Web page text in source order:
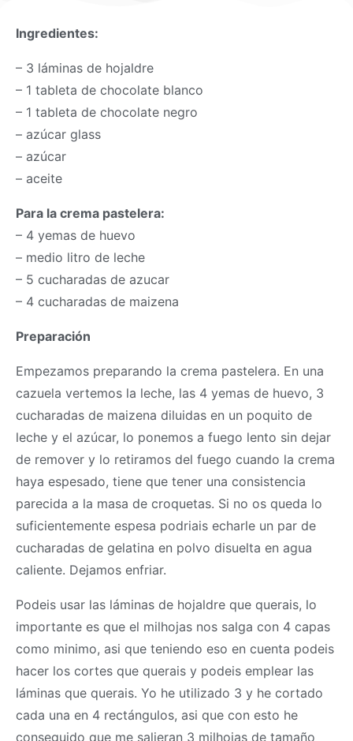
Ingredientes:
– 3 láminas de hojaldre
– 1 tableta de chocolate blanco
– 1 tableta de chocolate negro
– azúcar glass
– azúcar
– aceite
Para la crema pastelera:
– 4 yemas de huevo
– medio litro de leche
– 5 cucharadas de azucar
– 4 cucharadas de maizena
Preparación
Empezamos preparando la crema pastelera. En una
cazuela vertemos la leche, las 4 yemas de huevo, 3
cucharadas de maizena diluidas en un poquito de
leche y el azúcar, lo ponemos a fuego lento sin dejar
de remover y lo retiramos del fuego cuando la crema
haya espesado, tiene que tener una consistencia
parecida a la masa de croquetas. Si no os queda lo
suficientemente espesa podriais echarle un par de
cucharadas de gelatina en polvo disuelta en agua
caliente. Dejamos enfriar.
Podeis usar las láminas de hojaldre que querais, lo
importante es que el milhojas nos salga con 4 capas
como minimo, asi que teniendo eso en cuenta podeis
hacer los cortes que querais y podeis emplear las
láminas que querais. Yo he utilizado 3 y he cortado
cada una en 4 rectángulos, asi que con esto he
conseguido que me salieran 3 milhojas de tamaño